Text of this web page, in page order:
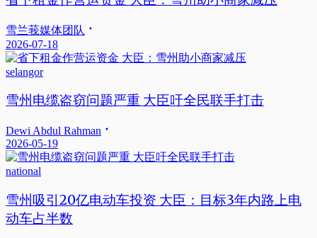
雪兰莪媒体团队
2026-07-18
selangor
雪州电缆盗窃问题严重 大臣吁全民联手打击
Dewi Abdul Rahman
2026-05-19
national
雪州吸引20亿电动车投资 大臣：目标3年内路上电
动车占半数